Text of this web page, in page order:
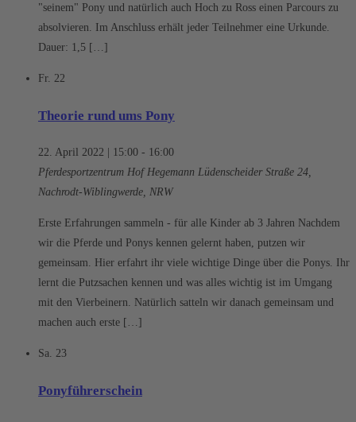
"seinem" Pony und natürlich auch Hoch zu Ross einen Parcours zu
absolvieren. Im Anschluss erhält jeder Teilnehmer eine Urkunde.
Dauer: 1,5 […]
Fr. 22
Theorie rund ums Pony
22. April 2022 | 15:00 - 16:00
Pferdesportzentrum Hof Hegemann Lüdenscheider Straße 24,
Nachrodt-Wiblingwerde, NRW
Erste Erfahrungen sammeln - für alle Kinder ab 3 Jahren Nachdem
wir die Pferde und Ponys kennen gelernt haben, putzen wir
gemeinsam. Hier erfahrt ihr viele wichtige Dinge über die Ponys. Ihr
lernt die Putzsachen kennen und was alles wichtig ist im Umgang
mit den Vierbeinern. Natürlich satteln wir danach gemeinsam und
machen auch erste […]
Sa. 23
Ponyführerschein